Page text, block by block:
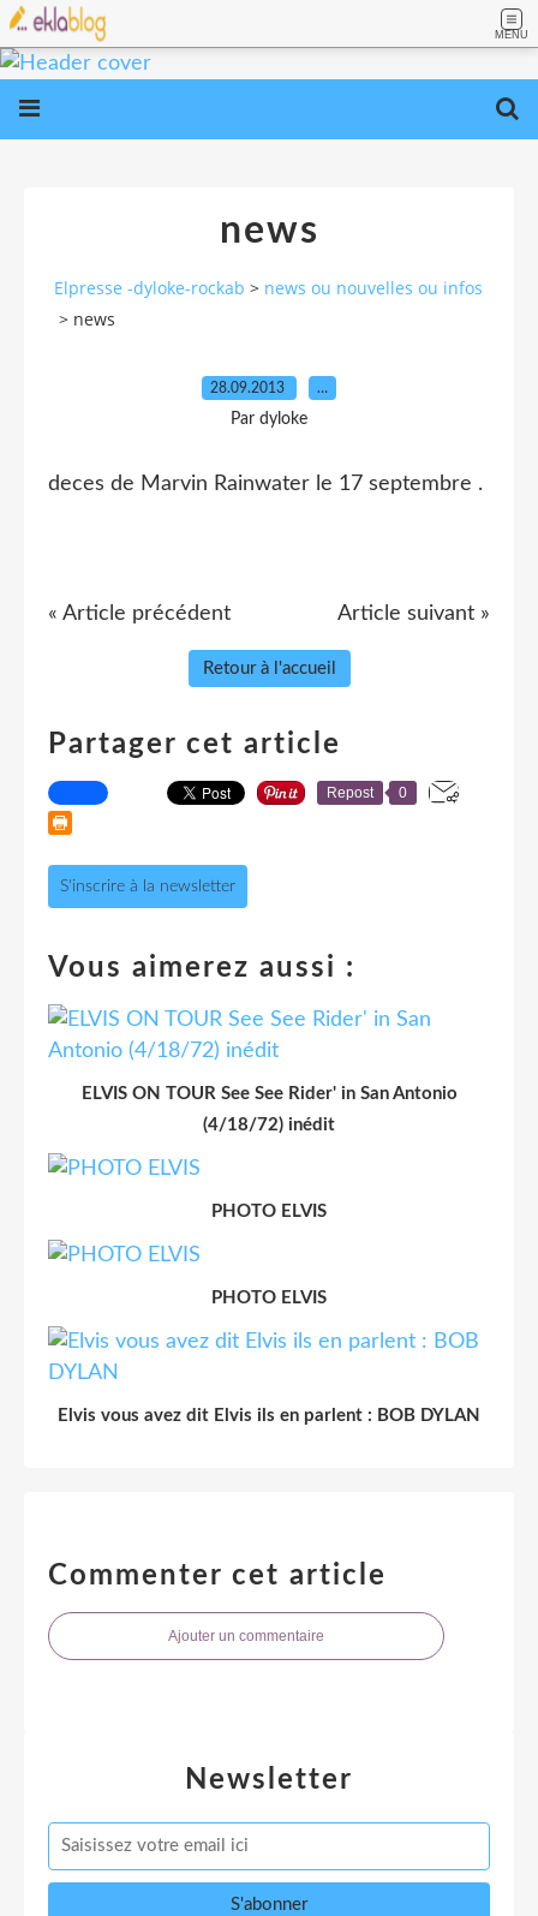
MENU
news
Elpresse -dyloke-rockab > news ou nouvelles ou infos
> news
28.09.2013 …
Par dyloke
deces de Marvin Rainwater le 17 septembre .
« Article précédent Article suivant »
Retour à l'accueil
Partager cet article
Repost 0
S'inscrire à la newsletter
Vous aimerez aussi :
ELVIS ON TOUR See See Rider' in San Antonio
(4/18/72) inédit
PHOTO ELVIS
PHOTO ELVIS
Elvis vous avez dit Elvis ils en parlent : BOB DYLAN
Commenter cet article
Ajouter un commentaire
Newsletter